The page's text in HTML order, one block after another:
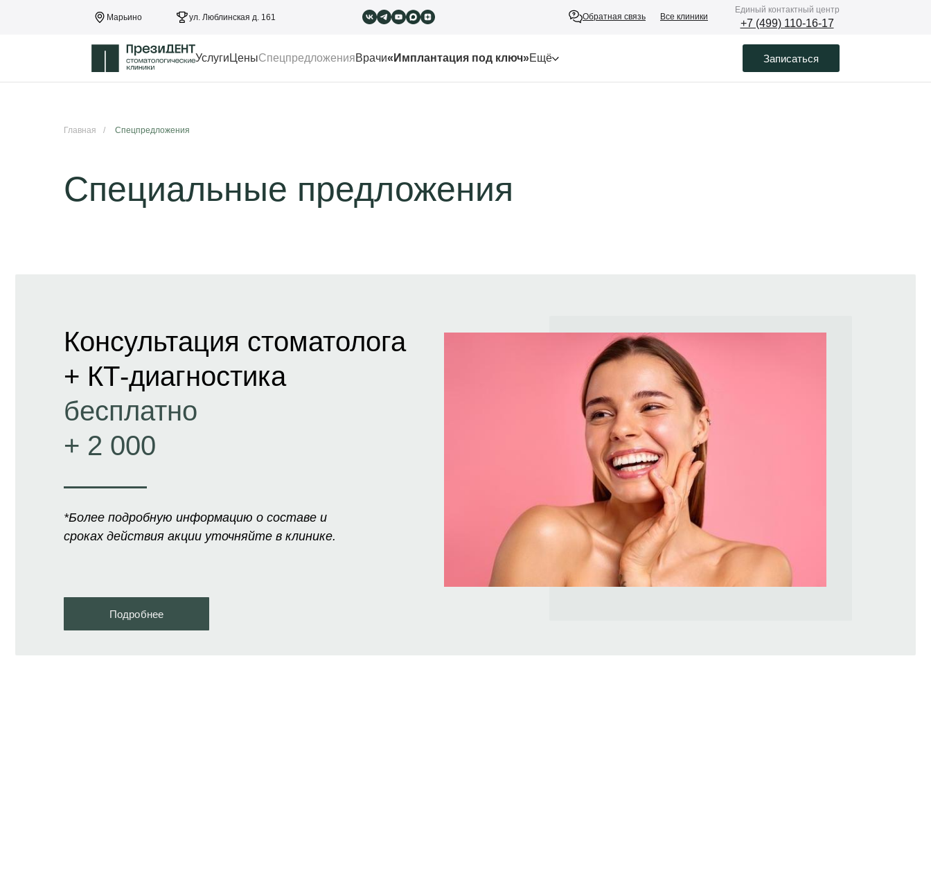
Обратная связь Все клиники
Eдиный контактный центр
+7 (499) 110-16-17
Марьино ул. Люблинская д. 161
Услуги ЦеныСпецпредложенияВрачи«Имплантация под ключ»Ещё Записаться
Главная / Спецпредложения
Специальные предложения
Консультация стоматолога
+ КТ-диагностика
бесплатно
+ 2 000
*Более подробную информацию о составе и
сроках действия акции уточняйте в клинике.
Подробнее